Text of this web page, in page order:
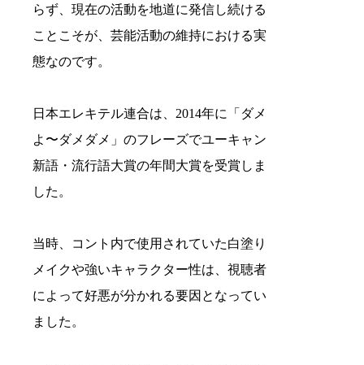
らず、現在の活動を地道に発信し続ける
ことこそが、芸能活動の維持における実
態なのです。
日本エレキテル連合は、2014年に「ダメ
よ〜ダメダメ」のフレーズでユーキャン
新語・流行語大賞の年間大賞を受賞しま
した。
当時、コント内で使用されていた白塗り
メイクや強いキャラクター性は、視聴者
によって好悪が分かれる要因となってい
ました。